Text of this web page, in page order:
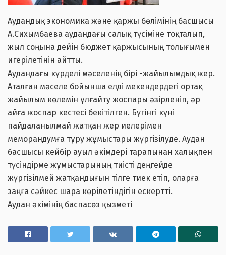
Аудандық экономика және қаржы бөлімінің басшысы
А.Сихымбаева аудандағы салық түсіміне тоқталып,
жыл соңына дейін бюджет қаржысының толығымен
игерілетінін айтты.
Аудандағы күрделі мәселенің бірі -жайылымдық жер.
Аталған мәселе бойынша елді мекендердегі ортақ
жайылым көлемін ұлғайту жоспары әзірленіп, әр
айға жоспар кестесі бекітілген. Бүгінгі күні
пайдаланылмай жатқан жер иелерімен
меморандумға тұру жұмыстары жүргізілуде. Аудан
басшысы кейбір ауыл әкімдері тарапынан халықпен
түсіндірме жұмыстарының тиісті деңгейде
жүргізілмей жатқандығын тілге тиек етіп, оларға
заңға сәйкес шара көрілетіндігін ескертті.
Аудан әкімінің баспасөз қызметі